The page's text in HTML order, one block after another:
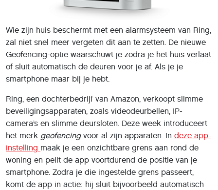
Wie zijn huis beschermt met een alarmsysteem van Ring,
zal niet snel meer vergeten dit aan te zetten. De nieuwe
Geofencing-optie waarschuwt je zodra je het huis verlaat
of sluit automatisch de deuren voor je af. Als je je
smartphone maar bij je hebt.
Ring, een dochterbedrijf van Amazon, verkoopt slimme
beveiligingsapparaten, zoals videodeurbellen, IP-
camera’s en slimme deursloten. Deze week introduceert
het merk geofencingvoor al zijn apparaten. In deze app-
instelling maak je een onzichtbare grens aan rond de
woning en peilt de app voortdurend de positie van je
smartphone. Zodra je die ingestelde grens passeert,
komt de app in actie: hij sluit bijvoorbeeld automatisch